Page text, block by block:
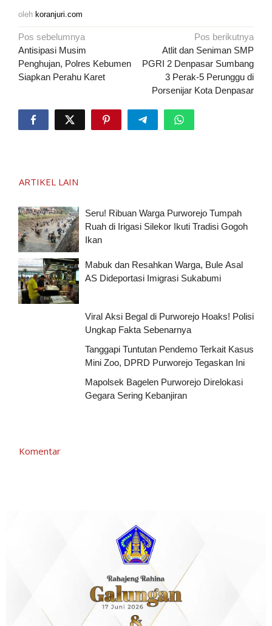
oleh koranjuri.com
Navigasi
pos
Pos sebelumnya
Antisipasi Musim
Penghujan, Polres Kebumen
Siapkan Perahu Karet
Pos berikutnya
Atlit dan Seniman SMP
PGRI 2 Denpasar Sumbang
3 Perak-5 Perunggu di
Porsenijar Kota Denpasar
ARTIKEL LAIN
Seru! Ribuan Warga Purworejo Tumpah
Ruah di Irigasi Silekor Ikuti Tradisi Gogoh
Ikan
Mabuk dan Resahkan Warga, Bule Asal
AS Dideportasi Imigrasi Sukabumi
Viral Aksi Begal di Purworejo Hoaks! Polisi
Ungkap Fakta Sebenarnya
Tanggapi Tuntutan Pendemo Terkait Kasus
Mini Zoo, DPRD Purworejo Tegaskan Ini
Mapolsek Bagelen Purworejo Direlokasi
Gegara Sering Kebanjiran
Komentar